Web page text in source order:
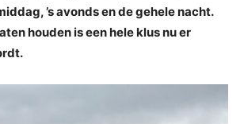
’s avonds en de gehele nacht.
houden is een hele klus nu er